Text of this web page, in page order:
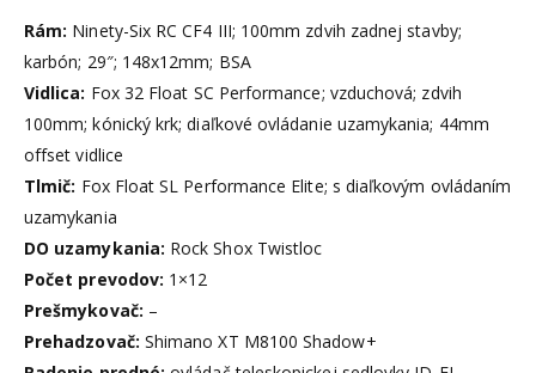
Rám: Ninety-Six RC CF4 III; 100mm zdvih zadnej stavby;
karbón; 29″; 148x12mm; BSA
Vidlica: Fox 32 Float SC Performance; vzduchová; zdvih
100mm; kónický krk; diaľkové ovládanie uzamykania; 44mm
offset vidlice
Tlmič: Fox Float SL Performance Elite; s diaľkovým ovládaním
uzamykania
DO uzamykania: Rock Shox Twistloc
Počet prevodov: 1×12
Prešmykovač: –
Prehadzovač: Shimano XT M8100 Shadow+